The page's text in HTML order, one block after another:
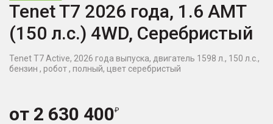
Tenet T7 2026 года, 1.6 AMT
(150 л.с.) 4WD, Серебристый
Tenet T7 Active, 2026 года выпуска, двигатель 1598 л., 150 л.с.,
бензин , робот , полный, цвет серебристый
от 2 630 400